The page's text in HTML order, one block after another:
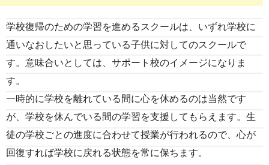
学校復帰のための学習を進めるスクールは、いずれ学校に
通いなおしたいと思っている子供に対してのスクールで
す。意味合いとしては、サポート校のイメージになりま
す。
一時的に学校を離れている間に心を休めるのは当然です
が、学校を休んでいる間の学習を支援してもらえます。生
徒の学校ごとの進度に合わせて授業が行われるので、心が
回復すれば学校に戻れる状態を常に保ちます。